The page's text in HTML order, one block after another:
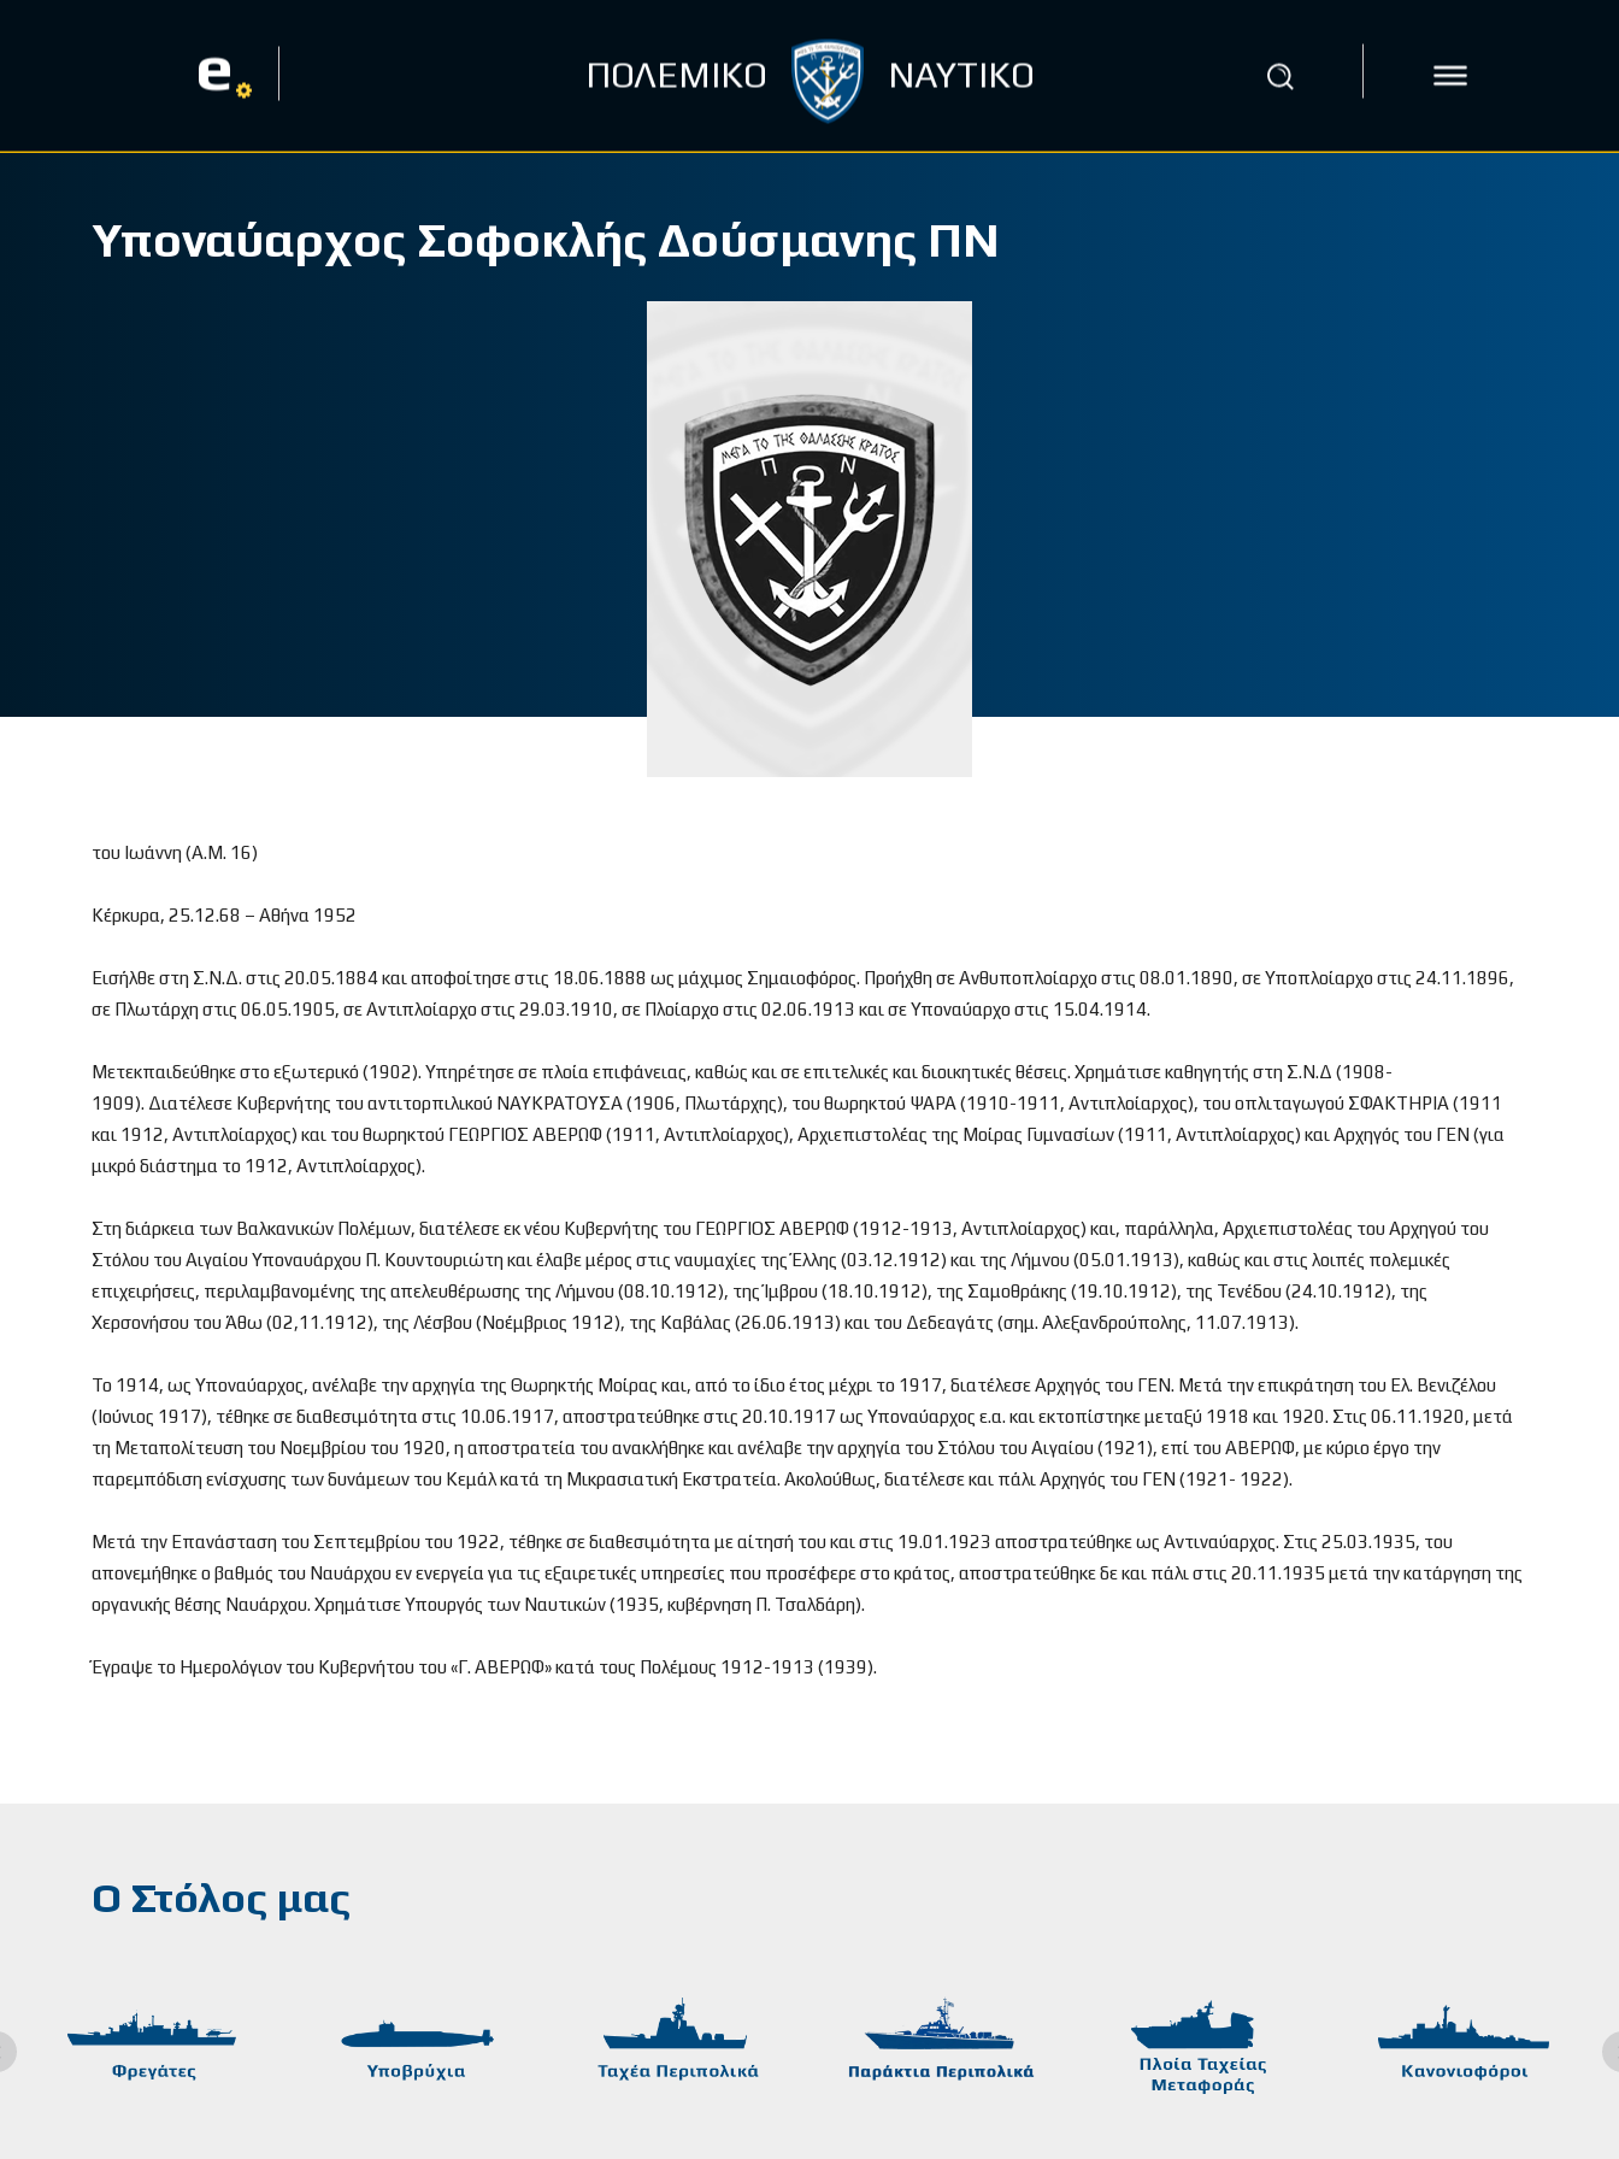
e ΠΟΛΕΜΙΚΟ ΝΑΥΤΙΚΟ
Υποναύαρχος Σοφοκλής Δούσμανης ΠΝ
του Ιωάννη (Α.Μ. 16)
Κέρκυρα, 25.12.68 – Αθήνα 1952
Εισήλθε στη Σ.Ν.Δ. στις 20.05.1884 και αποφοίτησε στις 18.06.1888 ως μάχιμος Σημαιοφόρος. Προήχθη σε Ανθυποπλοίαρχο στις 08.01.1890, σε Υποπλοίαρχο στις 24.11.1896,
σε Πλωτάρχη στις 06.05.1905, σε Αντιπλοίαρχο στις 29.03.1910, σε Πλοίαρχο στις 02.06.1913 και σε Υποναύαρχο στις 15.04.1914.
Μετεκπαιδεύθηκε στο εξωτερικό (1902). Υπηρέτησε σε πλοία επιφάνειας, καθώς και σε επιτελικές και διοικητικές θέσεις. Χρημάτισε καθηγητής στη Σ.Ν.Δ (1908-
1909). Διατέλεσε Κυβερνήτης του αντιτορπιλικού ΝΑΥΚΡΑΤΟΥΣΑ (1906, Πλωτάρχης), του θωρηκτού ΨΑΡΑ (1910-1911, Αντιπλοίαρχος), του οπλιταγωγού ΣΦΑΚΤΗΡΙΑ (1911
και 1912, Αντιπλοίαρχος) και του θωρηκτού ΓΕΩΡΓΙΟΣ ΑΒΕΡΩΦ (1911, Αντιπλοίαρχος), Αρχιεπιστολέας της Μοίρας Γυμνασίων (1911, Αντιπλοίαρχος) και Αρχηγός του ΓΕΝ (για
μικρό διάστημα το 1912, Αντιπλοίαρχος).
Στη διάρκεια των Βαλκανικών Πολέμων, διατέλεσε εκ νέου Κυβερνήτης του ΓΕΩΡΓΙΟΣ ΑΒΕΡΩΦ (1912-1913, Αντιπλοίαρχος) και, παράλληλα, Αρχιεπιστολέας του Αρχηγού του
Στόλου του Αιγαίου Υποναυάρχου Π. Κουντουριώτη και έλαβε μέρος στις ναυμαχίες της Έλλης (03.12.1912) και της Λήμνου (05.01.1913), καθώς και στις λοιπές πολεμικές
επιχειρήσεις, περιλαμβανομένης της απελευθέρωσης της Λήμνου (08.10.1912), της Ίμβρου (18.10.1912), της Σαμοθράκης (19.10.1912), της Τενέδου (24.10.1912), της
Χερσονήσου του Άθω (02,11.1912), της Λέσβου (Νοέμβριος 1912), της Καβάλας (26.06.1913) και του Δεδεαγάτς (σημ. Αλεξανδρούπολης, 11.07.1913).
Το 1914, ως Υποναύαρχος, ανέλαβε την αρχηγία της Θωρηκτής Μοίρας και, από το ίδιο έτος μέχρι το 1917, διατέλεσε Αρχηγός του ΓΕΝ. Μετά την επικράτηση του Ελ. Βενιζέλου
(Ιούνιος 1917), τέθηκε σε διαθεσιμότητα στις 10.06.1917, αποστρατεύθηκε στις 20.10.1917 ως Υποναύαρχος ε.α. και εκτοπίστηκε μεταξύ 1918 και 1920. Στις 06.11.1920, μετά
τη Μεταπολίτευση του Νοεμβρίου του 1920, η αποστρατεία του ανακλήθηκε και ανέλαβε την αρχηγία του Στόλου του Αιγαίου (1921), επί του ΑΒΕΡΩΦ, με κύριο έργο την
παρεμπόδιση ενίσχυσης των δυνάμεων του Κεμάλ κατά τη Μικρασιατική Εκστρατεία. Ακολούθως, διατέλεσε και πάλι Αρχηγός του ΓΕΝ (1921- 1922).
Μετά την Επανάσταση του Σεπτεμβρίου του 1922, τέθηκε σε διαθεσιμότητα με αίτησή του και στις 19.01.1923 αποστρατεύθηκε ως Αντιναύαρχος. Στις 25.03.1935, του
απονεμήθηκε ο βαθμός του Ναυάρχου εν ενεργεία για τις εξαιρετικές υπηρεσίες που προσέφερε στο κράτος, αποστρατεύθηκε δε και πάλι στις 20.11.1935 μετά την κατάργηση της
οργανικής θέσης Ναυάρχου. Χρημάτισε Υπουργός των Ναυτικών (1935, κυβέρνηση Π. Τσαλδάρη).
Έγραψε το Ημερολόγιον του Κυβερνήτου του «Γ. ΑΒΕΡΩΦ» κατά τους Πολέμους 1912-1913 (1939).
Ο Στόλος μας